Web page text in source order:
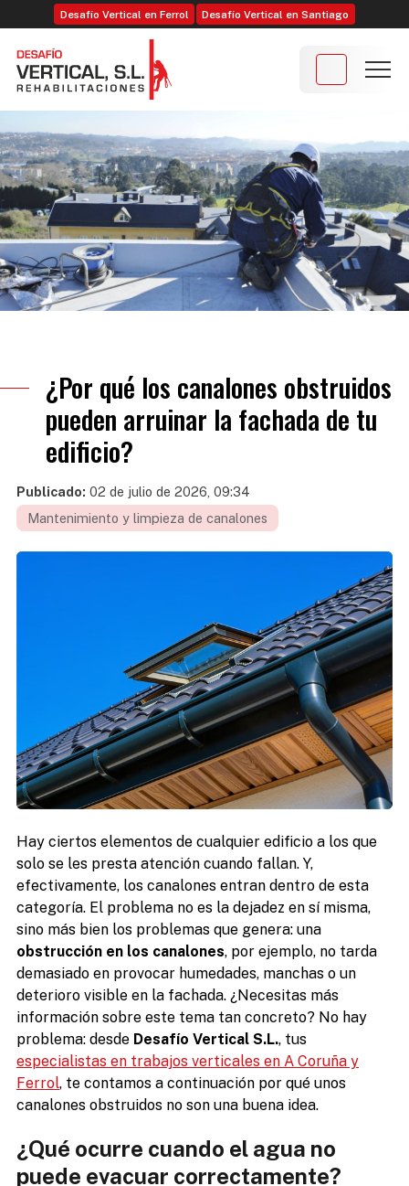
Desafío Vertical en Ferrol Desafío Vertical en Santiago
¿Por qué los canalones obstruidos
pueden arruinar la fachada de tu
edificio?
Publicado: 02 de julio de 2026, 09:34
Mantenimiento y limpieza de canalones
Hay ciertos elementos de cualquier edificio a los que
solo se les presta atención cuando fallan. Y,
efectivamente, los canalones entran dentro de esta
categoría. El problema no es la dejadez en sí misma,
sino más bien los problemas que genera: una
obstrucción en los canalones, por ejemplo, no tarda
demasiado en provocar humedades, manchas o un
deterioro visible en la fachada. ¿Necesitas más
información sobre este tema tan concreto? No hay
problema: desde Desafío Vertical S.L., tus
especialistas en trabajos verticales en A Coruña y
Ferrol, te contamos a continuación por qué unos
canalones obstruidos no son una buena idea.
¿Qué ocurre cuando el agua no
puede evacuar correctamente?